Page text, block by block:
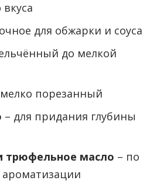
для обжарки и соуса
до мелкой
порезанный
– для придания глубины
трюфельное масло – по